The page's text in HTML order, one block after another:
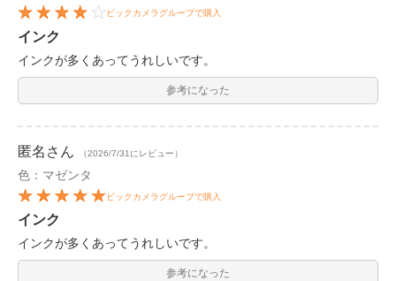
ビックカメラグループで購入
インク
インクが多くあってうれしいです。
参考になった
匿名 さん （2026/7/31にレビュー）
色：マゼンタ
ビックカメラグループで購入
インク
インクが多くあってうれしいです。
参考になった